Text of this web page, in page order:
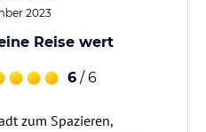
2023
Reise wert
6 / 6
zum Spazieren,